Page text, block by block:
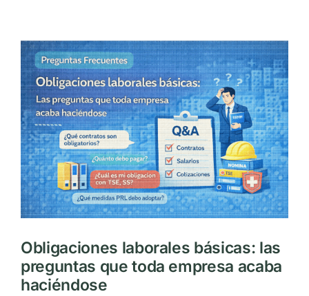
debe
controlar
una
empresa
Obligaciones laborales básicas: las
preguntas que toda empresa acaba
haciéndose